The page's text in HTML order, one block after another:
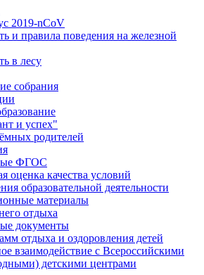
2019-nCoV
и правила поведения на железной
в лесу
собрания
и успех"
родителей
ФГОС
оценка качества условий
образовательной деятельности
материалы
отдыха
документы
отдыха и оздоровления детей
взаимодействие с Всероссийскими
детскими центрами